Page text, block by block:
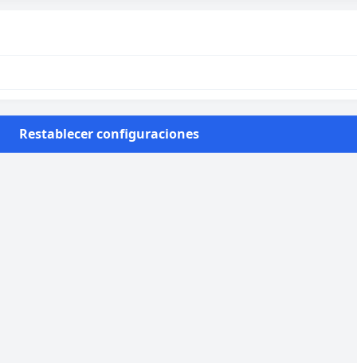
Restablecer configuraciones